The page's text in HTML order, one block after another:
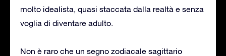
molto idealista, quasi staccata dalla realtà e senza
voglia di diventare adulto.
Non è raro che un segno zodiacale sagittario